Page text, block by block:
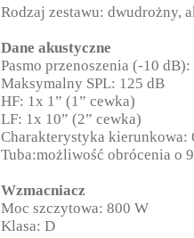
Rodzaj zestawu: dwudrożny,
Dane akustyczne
Pasmo przenoszenia (-10
Maksymalny SPL: 125 dB
HF: 1x 1” (1” cewka)
LF: 1x 10” (2” cewka)
Charakterystyka kierunkowa:
Tuba:możliwość obrócenia o
Wzmacniacz
Moc szczytowa: 800 W
Klasa: D